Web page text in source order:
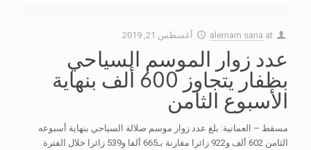
alemam sana at أغسطس 21, 2019
عدد زوار الموسم السياحي
بظفار يتجاوز 600 ألف بنهاية
الأسبوع الثامن
مسقط – العمانية: بلغ عدد زوار موسم صلالة السياحي بنهاية أسبوعه
الثامن 602 ألف و922 زائرا مقارنة بـ665 ألفا و539 زائرا خلال الفترة